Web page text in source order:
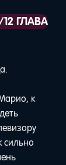
12 ГЛАВА
к
сильно